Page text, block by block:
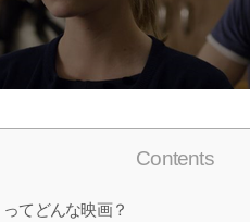
Contents
てどんな映画？